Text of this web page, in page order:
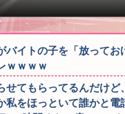
バイトの子を「放って
ｗｗｗｗ
せてもらってるんだけど
私をほっといて誰かと電